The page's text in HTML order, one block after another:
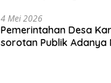
4 Mei 2026
Pemerintahan Desa
sorotan Publik Adanya